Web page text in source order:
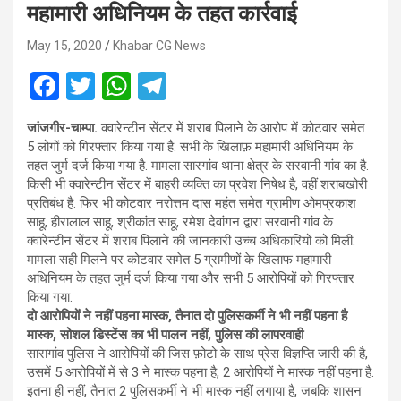
महामारी अधिनियम के तहत कार्रवाई
May 15, 2020 Khabar CG News
F
a
ce
b
o
o
k
T
wi
tt
er
W
h
at
s
A
p
p
el
e
gr
a
m
जांजगीर-चाम्पा. क्वारेन्टीन सेंटर में शराब पिलाने के आरोप में कोटवार समेत
5 लोगों को गिरफ्तार किया गया है. सभी के खिलाफ़ महामारी अधिनियम के
तहत जुर्म दर्ज किया गया है. मामला सारगांव थाना क्षेत्र के सरवानी गांव का है.
किसी भी क्वारेन्टीन सेंटर में बाहरी व्यक्ति का प्रवेश निषेध है, वहीं शराबखोरी
प्रतिबंध है. फिर भी कोटवार नरोत्तम दास महंत समेत ग्रामीण ओमप्रकाश
साहू, हीरालाल साहू, श्रीकांत साहू, रमेश देवांगन द्वारा सरवानी गांव के
क्वारेन्टीन सेंटर में शराब पिलाने की जानकारी उच्च अधिकारियों को मिली.
मामला सही मिलने पर कोटवार समेत 5 ग्रामीणों के खिलाफ महामारी
अधिनियम के तहत जुर्म दर्ज किया गया और सभी 5 आरोपियों को गिरफ्तार
किया गया.
दो आरोपियों ने नहीं पहना मास्क, तैनात दो पुलिसकर्मी ने भी नहीं पहना है
मास्क, सोशल डिस्टेंस का भी पालन नहीं, पुलिस की लापरवाही
सारागांव पुलिस ने आरोपियों की जिस फ़ोटो के साथ प्रेस विज्ञप्ति जारी की है,
उसमें 5 आरोपियों में से 3 ने मास्क पहना है, 2 आरोपियों ने मास्क नहीं पहना है.
इतना ही नहीं, तैनात 2 पुलिसकर्मी ने भी मास्क नहीं लगाया है, जबकि शासन